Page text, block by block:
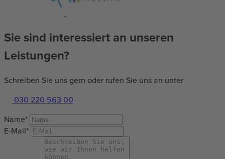
Sie sind interessiert an unseren
Leistungen?
Schreiben Sie uns gern oder rufen Sie uns an unter
030 220 563 00
Name*
E-Mail*